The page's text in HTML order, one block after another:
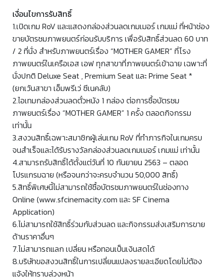
เงื่อนไขการรับสิทธิ์
1.เปิดเกม RoV และแสดงกล่องส่วนลดเกมเมอร์ เกมแม่ ที่หน้าช่อง
ขายบัตรชมภาพยนตร์ก่อนรับบริการ เพื่อรับสิทธิ์ส่วนลด 60 บาท
/ 2 ที่นั่ง สำหรับภาพยนตร์เรื่อง “MOTHER GAMER” ที่โรง
ภาพยนตร์ในเครือเอส เอฟ ทุกสาขาที่ภาพยนตร์เข้าฉาย เฉพาะที่
นั่งปกติ Deluxe Seat , Premium Seat และ Prime Seat *
(ยกเว้นสาขา เอ็มพรีเว่ ซีเนคลับ)
2.ไอเทมกล่องส่วนลดตั๋วหนัง 1 กล่อง ต่อการซื้อบัตรชม
ภาพยนตร์เรื่อง “MOTHER GAMER” 1 ครั้ง ตลอดกิจกรรม
เท่านั้น
3.สงวนสิทธิ์เฉพาะสมาชิกผู้เล่นเกม RoV ที่ทำภารกิจในเกมครบ
จนสำเร็จและได้รับรางวัลกล่องส่วนลดเกมเมอร์ เกมแม่ เท่านั้น
4.สามารถรับสิทธิ์ได้ตั้งแต่วันที่ 10 กันยายน 2563 – ตลอด
โปรแกรมฉาย (หรือจนกว่าจะครบจำนวน 50,000 สิทธิ์)
5.สิทธิ์พิเศษนี้ไม่สามารถใช้ซื้อบัตรชมภาพยนตร์ในช่องทาง
Online (www.sfcinemacity.com และ SF Cinema
Application)
6.ไม่สามารถใช้สิทธิ์ร่วมกับส่วนลด และกิจกรรมส่งเสริมการขาย
ด้านราคาอื่นๆ
7.ไม่สามารถแลก เปลี่ยน หรือทอนเป็นเงินสดได้
8.บริษัทขอสงวนสิทธิ์ในการเปลี่ยนแปลงรายละเอียดโดยไม่ต้อง
แจ้งให้ทราบล่วงหน้า